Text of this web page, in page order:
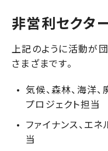
非営利セクタ
上記のように活動が
さまざまです。
気候、森林、海洋
プロジェクト担当
ファイナンス、エ
当